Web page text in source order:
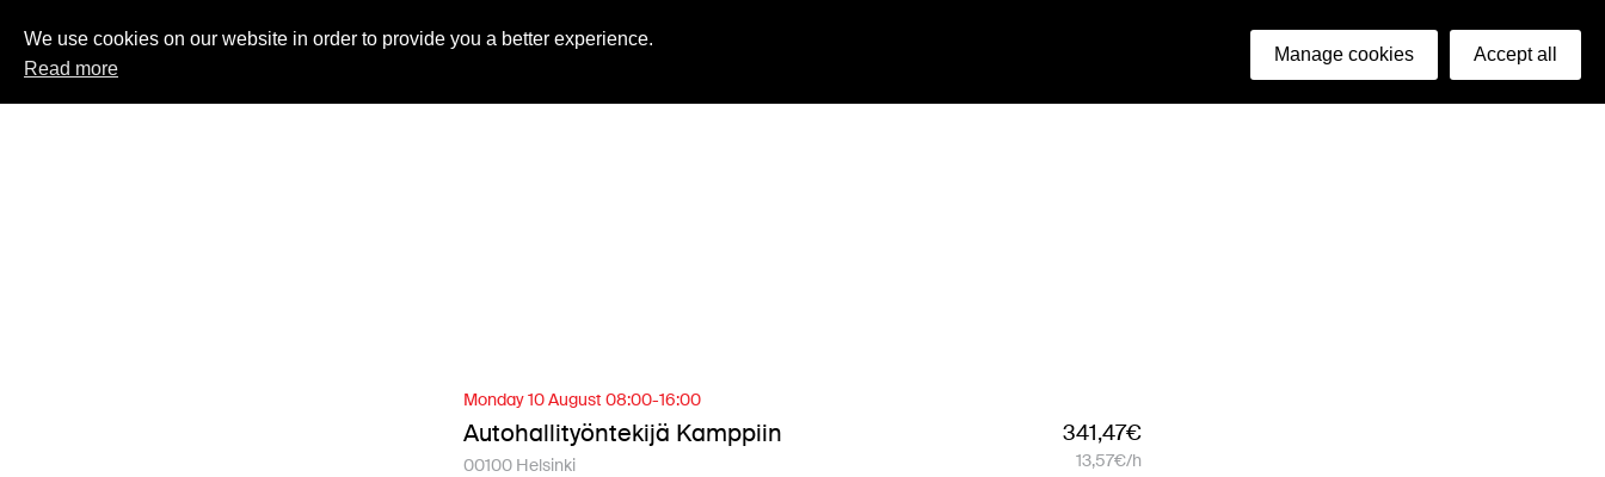
Monday 10 August 08:00-16:00
Autohallityöntekijä Kamppiin
00100 Helsinki
341,47€
13,57€/h
We use cookies on our website in order to provide you a better experience.
Read more
Manage cookies Accept all